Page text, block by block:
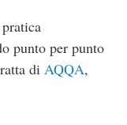
punto per punto
di AQQA,